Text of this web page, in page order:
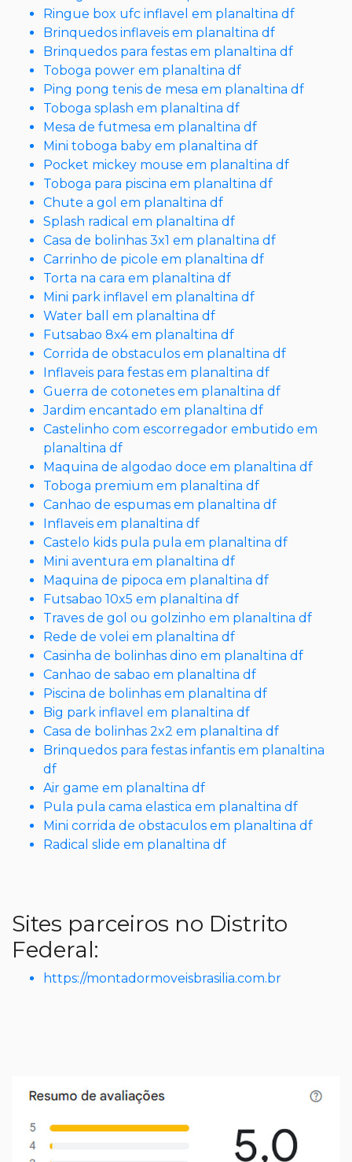
Ringue box ufc inflavel em planaltina df
Brinquedos inflaveis em planaltina df
Brinquedos para festas em planaltina df
Toboga power em planaltina df
Ping pong tenis de mesa em planaltina df
Toboga splash em planaltina df
Mesa de futmesa em planaltina df
Mini toboga baby em planaltina df
Pocket mickey mouse em planaltina df
Toboga para piscina em planaltina df
Chute a gol em planaltina df
Splash radical em planaltina df
Casa de bolinhas 3x1 em planaltina df
Carrinho de picole em planaltina df
Torta na cara em planaltina df
Mini park inflavel em planaltina df
Water ball em planaltina df
Futsabao 8x4 em planaltina df
Corrida de obstaculos em planaltina df
Inflaveis para festas em planaltina df
Guerra de cotonetes em planaltina df
Jardim encantado em planaltina df
Castelinho com escorregador embutido em
planaltina df
Maquina de algodao doce em planaltina df
Toboga premium em planaltina df
Canhao de espumas em planaltina df
Inflaveis em planaltina df
Castelo kids pula pula em planaltina df
Mini aventura em planaltina df
Maquina de pipoca em planaltina df
Futsabao 10x5 em planaltina df
Traves de gol ou golzinho em planaltina df
Rede de volei em planaltina df
Casinha de bolinhas dino em planaltina df
Canhao de sabao em planaltina df
Piscina de bolinhas em planaltina df
Big park inflavel em planaltina df
Casa de bolinhas 2x2 em planaltina df
Brinquedos para festas infantis em planaltina
df
Air game em planaltina df
Pula pula cama elastica em planaltina df
Mini corrida de obstaculos em planaltina df
Radical slide em planaltina df
Sites parceiros no Distrito
Federal:
https://montadormoveisbrasilia.com.br